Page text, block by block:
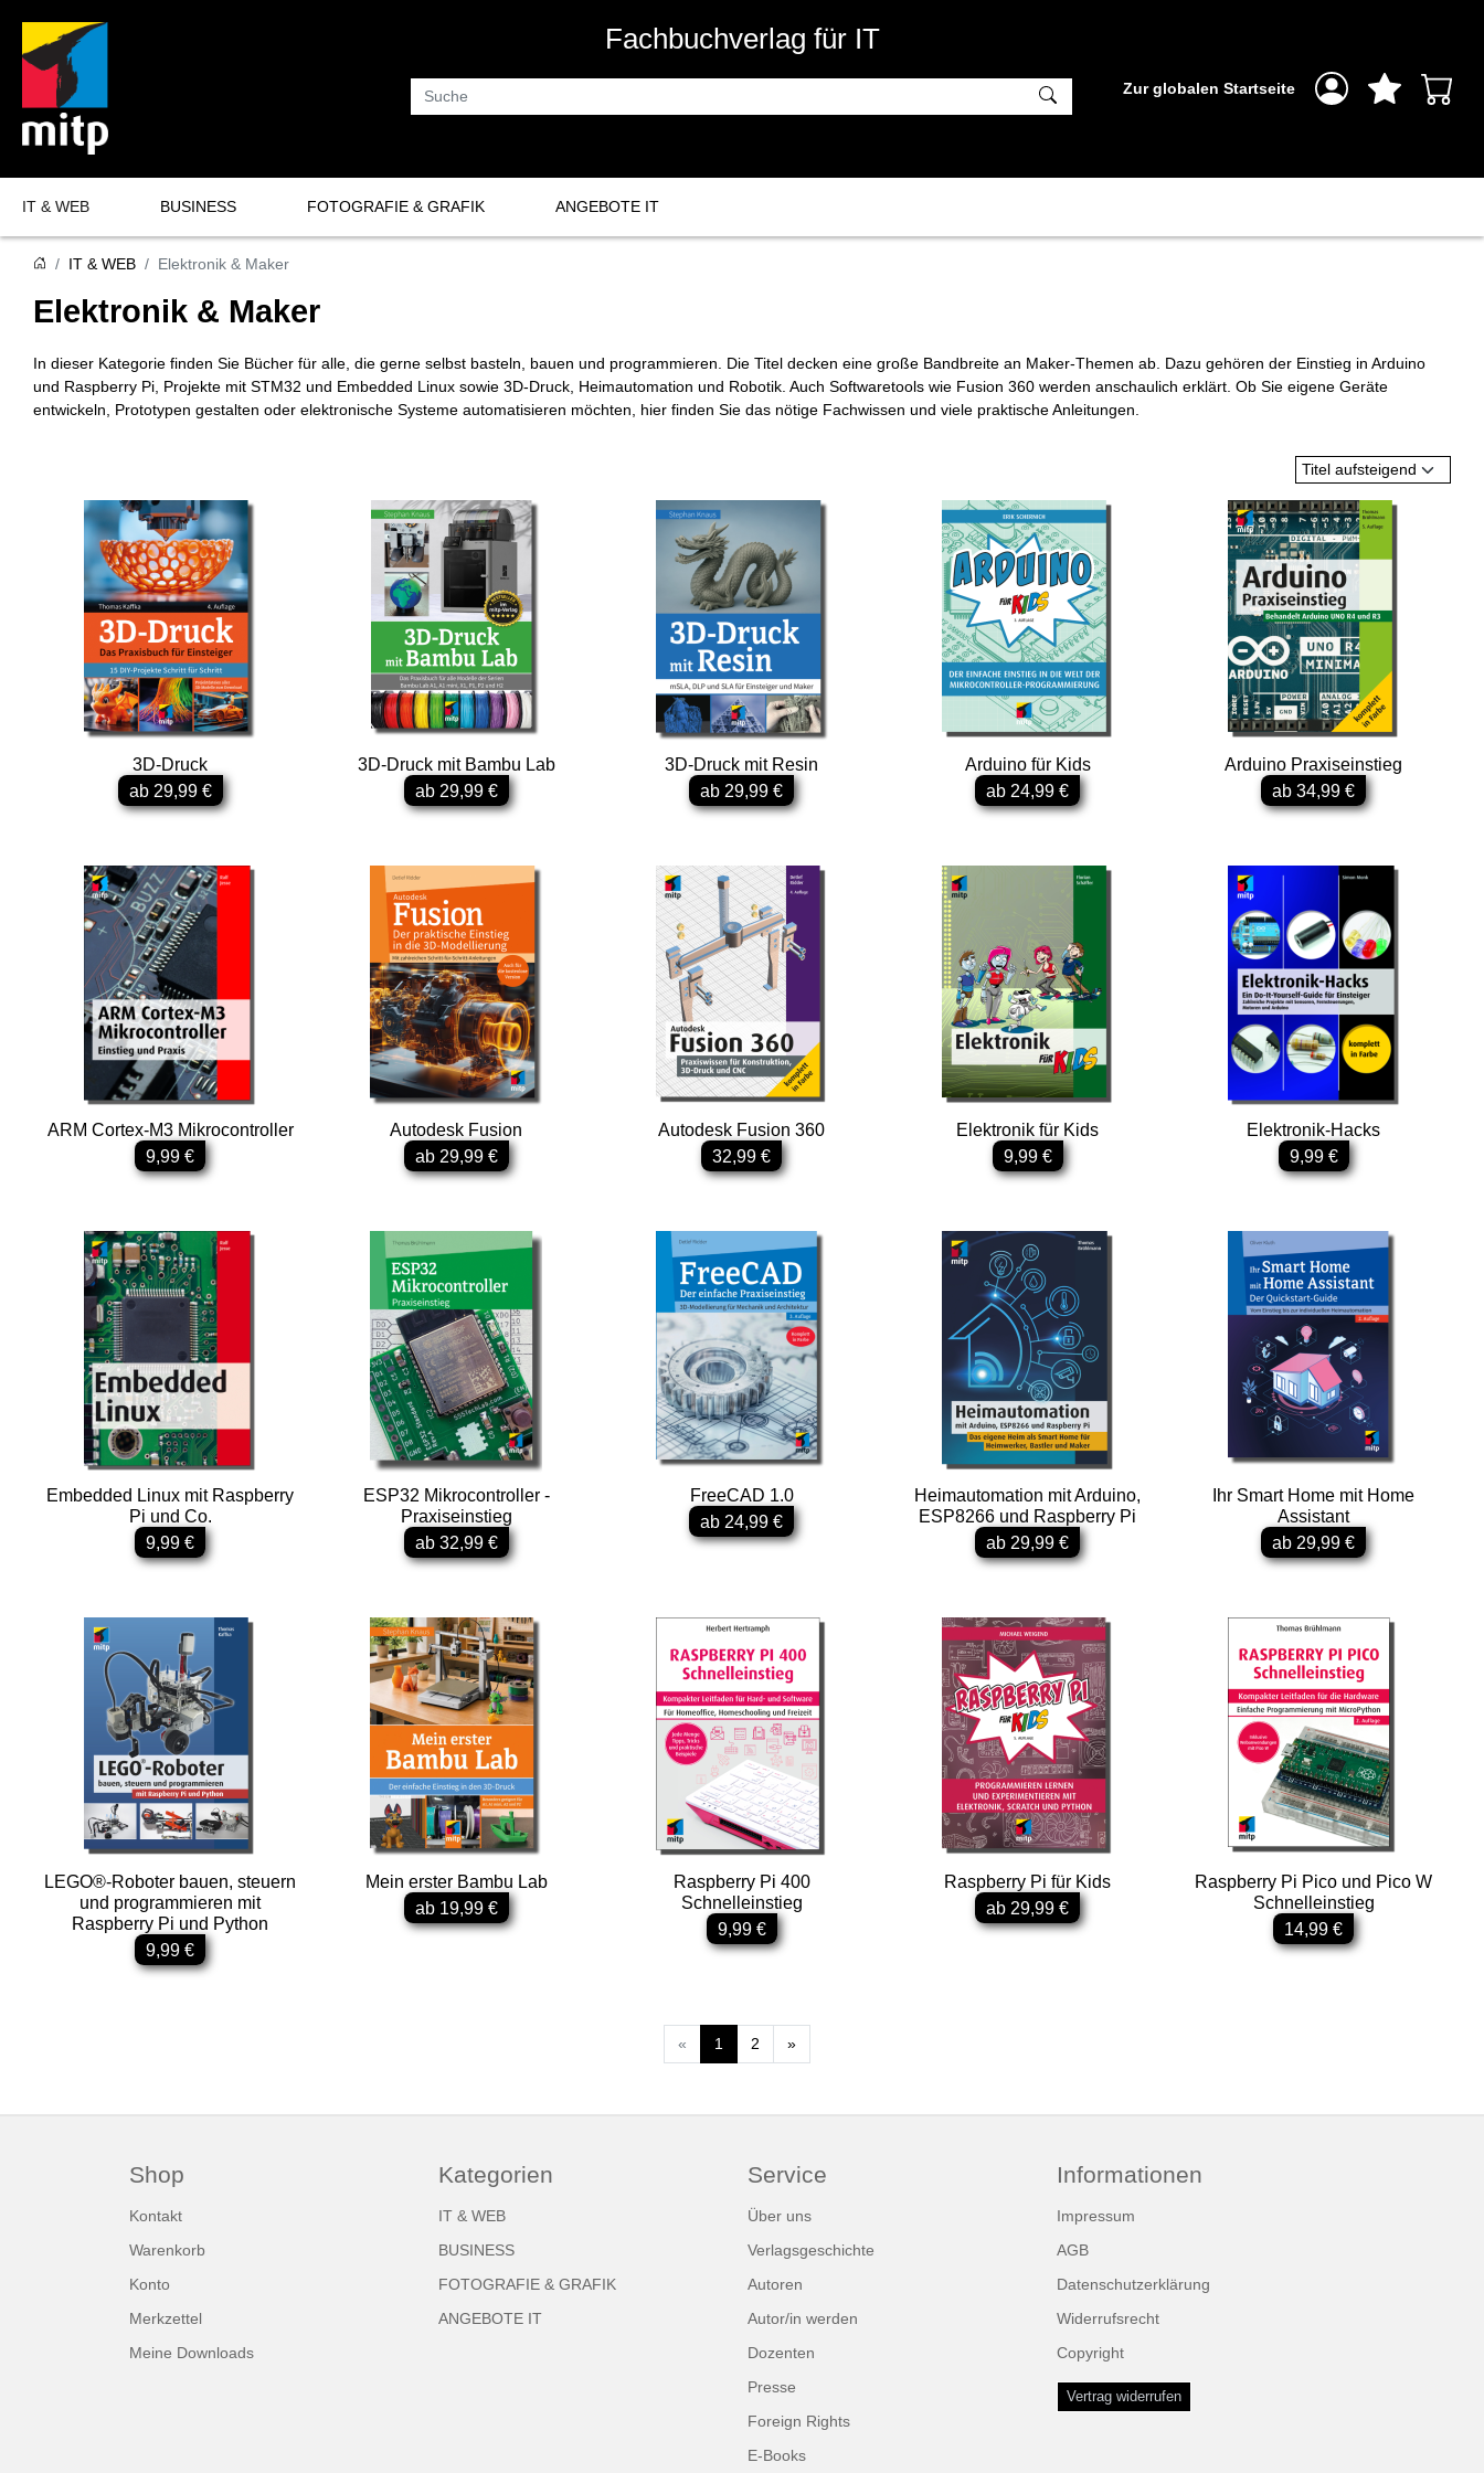
Fachbuchverlag für IT
Suche Zur globalen Startseite
IT & WEB
Programmierung
IT-Sicherheit
Datenbanken
Elektronik & Maker
Lego & Games
Linux & Open Source
Microsoft & Office
Audio & Video
Sachbuch IT & Web
Schnelleinstieg
BUSINESS FOTOGRAFIE & GRAFIK ANGEBOTE IT
IT & WEB Elektronik & Maker
Elektronik & Maker
In dieser Kategorie finden Sie Bücher für alle, die gerne selbst basteln, bauen und programmieren. Die Titel decken eine große Bandbreite an Maker-Themen ab. Dazu gehören der Einstieg in Arduino
und Raspberry Pi, Projekte mit STM32 und Embedded Linux sowie 3D-Druck, Heimautomation und Robotik. Auch Softwaretools wie Fusion 360 werden anschaulich erklärt. Ob Sie eigene Geräte
entwickeln, Prototypen gestalten oder elektronische Systeme automatisieren möchten, hier finden Sie das nötige Fachwissen und viele praktische Anleitungen.
Titel aufsteigend
3D-Druck
ab 29,99 €
3D-Druck mit Bambu Lab
ab 29,99 €
3D-Druck mit Resin
ab 29,99 €
Arduino für Kids
ab 24,99 €
Arduino Praxiseinstieg
ab 34,99 €
ARM Cortex-M3 Mikrocontroller
9,99 €
Autodesk Fusion
ab 29,99 €
Autodesk Fusion 360
32,99 €
Elektronik für Kids
9,99 €
Elektronik-Hacks
9,99 €
Embedded Linux mit Raspberry
Pi und Co.
9,99 €
ESP32 Mikrocontroller -
Praxiseinstieg
ab 32,99 €
FreeCAD 1.0
ab 24,99 €
Heimautomation mit Arduino,
ESP8266 und Raspberry Pi
ab 29,99 €
Ihr Smart Home mit Home
Assistant
ab 29,99 €
LEGO®-Roboter bauen, steuern
und programmieren mit
Raspberry Pi und Python
9,99 €
Mein erster Bambu Lab
ab 19,99 €
Raspberry Pi 400
Schnelleinstieg
9,99 €
Raspberry Pi für Kids
ab 29,99 €
Raspberry Pi Pico und Pico W
Schnelleinstieg
14,99 €
« 1 2 »Weiter
Shop
Kontakt
Warenkorb
Konto
Merkzettel
Meine Downloads
Kategorien
IT & WEB
BUSINESS
FOTOGRAFIE & GRAFIK
ANGEBOTE IT
Service
Über uns
Verlagsgeschichte
Autoren
Autor/in werden
Dozenten
Presse
Foreign Rights
E-Books
Informationen
Impressum
AGB
Datenschutzerklärung
Widerrufsrecht
Copyright
Vertrag widerrufen